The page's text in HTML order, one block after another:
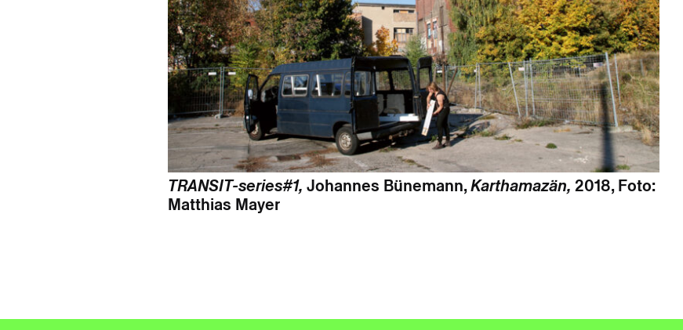
TRANSIT-series#1, Johannes Bünemann,Karthamazän, 2018, Foto:
Matthias Mayer